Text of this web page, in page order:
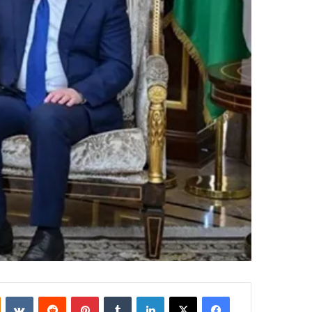
فيسبوك‫X لينكدإن بينتيريست